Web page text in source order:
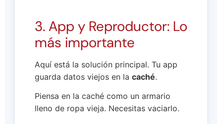
3. App y Reproductor: Lo
más importante
Aquí está la solución principal. Tu app
guarda datos viejos en la caché.
Piensa en la caché como un armario
lleno de ropa vieja. Necesitas vaciarlo.